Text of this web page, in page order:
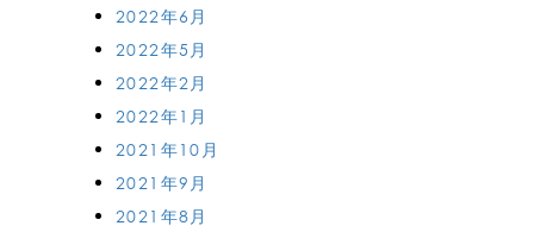
2022年6月
2022年5月
2022年2月
2022年1月
2021年10月
2021年9月
2021年8月